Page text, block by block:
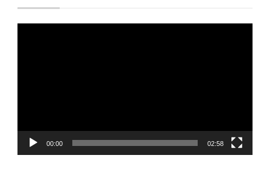
00:00 02:58